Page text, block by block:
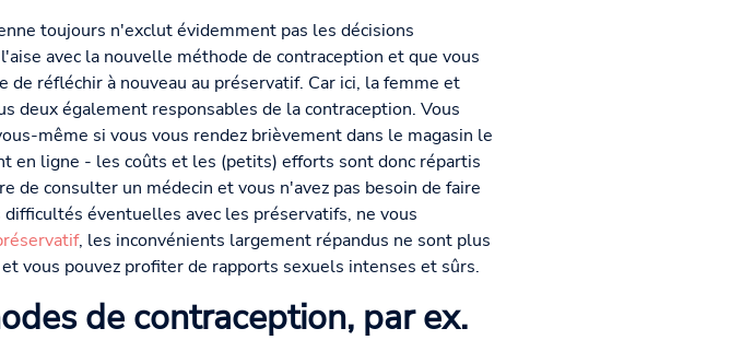
toujours n'exclut évidemment pas les décisions
avec la nouvelle méthode de contraception et que vous
réfléchir à nouveau au préservatif. Car ici, la femme et
deux également responsables de la contraception. Vous
même si vous vous rendez brièvement dans le magasin le
en ligne - les coûts et les (petits) efforts sont donc répartis
consulter un médecin et vous n'avez pas besoin de faire
éventuelles avec les préservatifs, ne vous
, les inconvénients largement répandus ne sont plus
vous pouvez profiter de rapports sexuels intenses et sûrs.
de contraception, par ex.